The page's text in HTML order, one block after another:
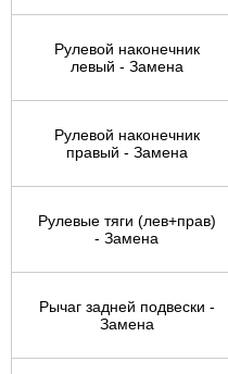
Рулевой наконечник
левый - Замена
Рулевой наконечник
правый - Замена
Рулевые тяги (лев+прав)
- Замена
Рычаг задней подвески -
Замена